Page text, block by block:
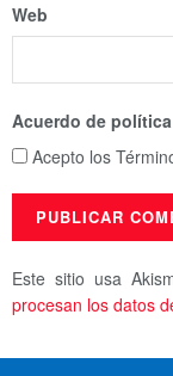
Web
Acuerdo de
Acepto los
Este sitio usa
procesan los datos